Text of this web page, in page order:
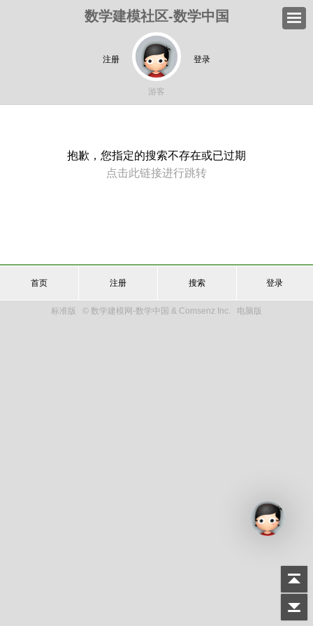
数学建模社区-数学中国
注册 登录
游客
抱歉，您指定的搜索不存在或已过期
点击此链接进行跳转
首页 注册 搜索 登录
标准版 © 数学建模网-数学中国 & Comsenz Inc. 电脑版